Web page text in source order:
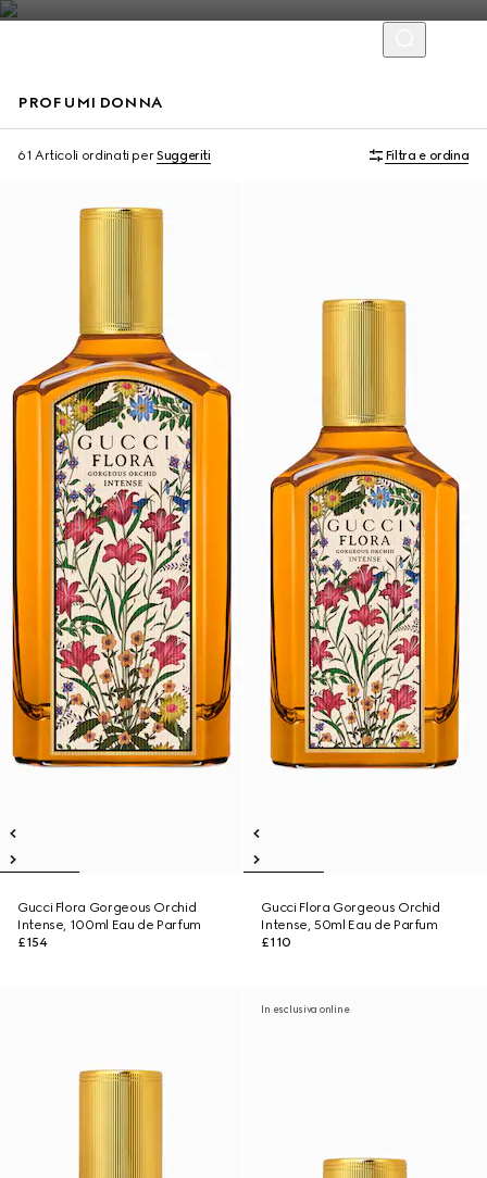
PROFUMI DONNA
61 Articoli ordinati perSuggeriti Filtra e ordina
Novità
Gucci Flora Gorgeous Orchid
Intense, 100ml Eau de Parfum
£154
Gucci Flora Gorgeous Orchid
Intense, 50ml Eau de Parfum
£110
In esclusiva online